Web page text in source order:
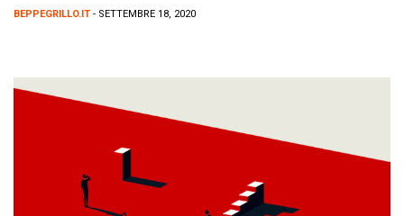
BEPPEGRILLO.IT - SETTEMBRE 18, 2020